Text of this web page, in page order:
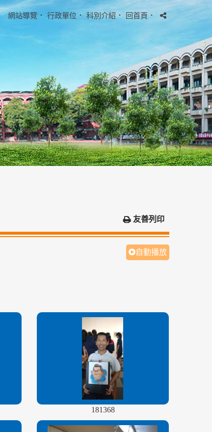
網站導覽 ． 行政單位 ． 科別介紹． 回首頁．
友善列印
自動播放
181368